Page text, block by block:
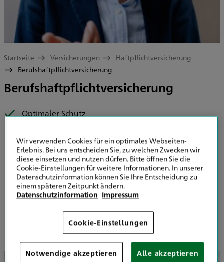
Startseite Versicherungen
Haftpflichtversicherung
Berufshaftpflichtversicherung
Berufshaftpflichtversicherung
Optimaler Schutz
Kompetente Beratung
Produkt anfragen
1/5
Wir verwenden Cookies für ein optimales Webseiten-
Erlebnis. Bei uns entscheiden Sie, zu welchen Zwecken wir
diese einsetzen und nutzen dürfen. Bitte öffnen Sie die
Cookie-Einstellungen für weitere Informationen. In unserer
Datenschutzinformation können Sie Ihre Entscheidung zu
einem späteren Zeitpunkt ändern.
Datenschutzinformation Impressum
Cookie-Einstellungen
Notwendige akzeptieren Alle akzeptieren